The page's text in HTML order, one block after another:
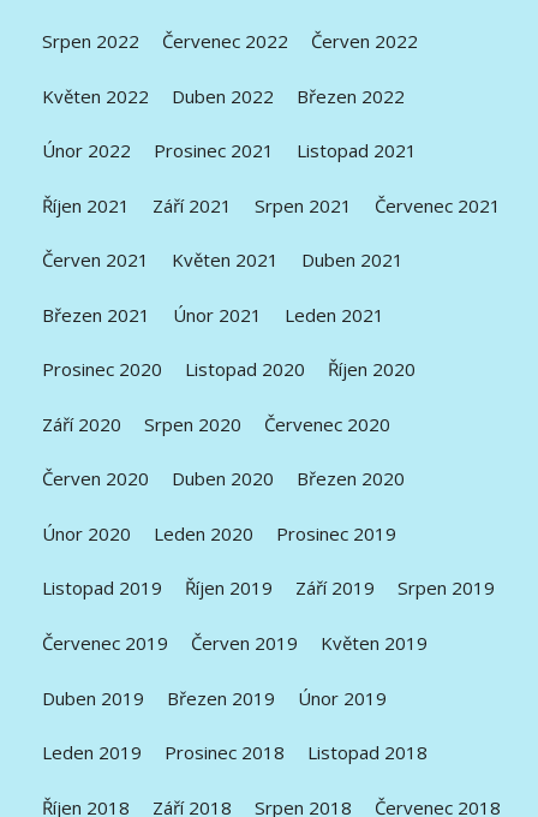
Srpen 2022 Červenec 2022 Červen 2022
Květen 2022 Duben 2022 Březen 2022
Únor 2022 Prosinec 2021 Listopad 2021
Říjen 2021 Září 2021 Srpen 2021 Červenec 2021
Červen 2021 Květen 2021 Duben 2021
Březen 2021 Únor 2021 Leden 2021
Prosinec 2020 Listopad 2020 Říjen 2020
Září 2020 Srpen 2020 Červenec 2020
Červen 2020 Duben 2020 Březen 2020
Únor 2020 Leden 2020 Prosinec 2019
Listopad 2019 Říjen 2019 Září 2019 Srpen 2019
Červenec 2019 Červen 2019 Květen 2019
Duben 2019 Březen 2019 Únor 2019
Leden 2019 Prosinec 2018 Listopad 2018
Říjen 2018 Září 2018 Srpen 2018 Červenec 2018